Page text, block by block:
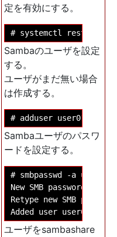
定を有効にする。
Sambaのユーザを設定
する。
ユーザがまだ無い場合
は作成する。
Sambaユーザのパスワ
ードを設定する。
# smbpasswd -a user01
New SMB password: <ここ
Retype new SMB
ユーザをsambashare